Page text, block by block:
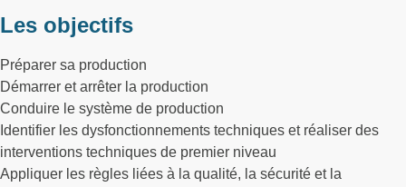
Les objectifs
Préparer sa production
Démarrer et arrêter la production
Conduire le système de production
Identifier les dysfonctionnements techniques et réaliser des
interventions techniques de premier niveau
Appliquer les règles liées à la qualité, la sécurité et la